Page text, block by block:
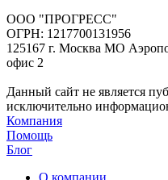
ООО "ПРОГРЕСС"
ОГРН: 1217700131956
125167 г. Москва МО
офис 2
Данный сайт не является
исключительно
Компания
Помощь
Блог
О компании